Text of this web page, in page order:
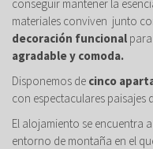
conseguir mantener la
materiales conviven junto
decoración funcional
agradable y comoda.
Disponemos de cinco
con espectaculares paisajes
El alojamiento se encuentra
entorno de montaña en el